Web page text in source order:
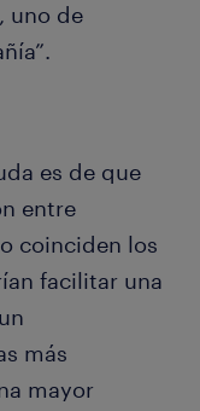
uno de
es de que
entre
coinciden los
facilitar una
más
mayor